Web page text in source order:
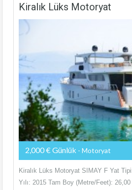
Kiralık Lüks Motoryat
2,000 € Günlük - Motoryat
Kiralık Lüks Motoryat SIMAY F Yat
Yılı: 2015 Tam Boy (Metre/Feet):